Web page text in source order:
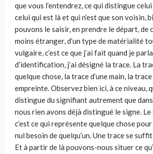
que vous l’entendrez, ce qui distingue
celui qui est là et qui n’est que son voisin,
pouvons le saisir, en prendre le départ, de
moins étranger, d’un type de matérialité
vulgaire, c’est ce que j’ai fait quand je
d’identification, j’ai désigné la trace. La
quelque chose, la trace d’une main, la trace
empreinte. Observez bien ici, à ce niveau,
distingue du signifiant autrement que
nous rien avons déjà distingué le signe.
c’est ce qui représente quelque chose pour
nul besoin de quelqu’un. Une trace se
Et à partir de là pouvons-nous situer ce